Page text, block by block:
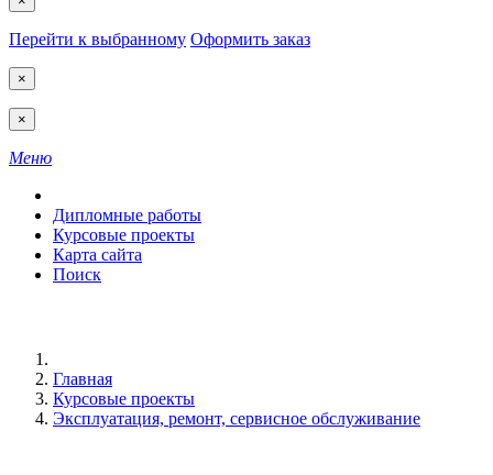
Перейти к выбранному Оформить заказ
×
×
Меню
Дипломные работы
Курсовые проекты
Карта сайта
Поиск
Главная
Курсовые проекты
Эксплуатация, ремонт, сервисное обслуживание